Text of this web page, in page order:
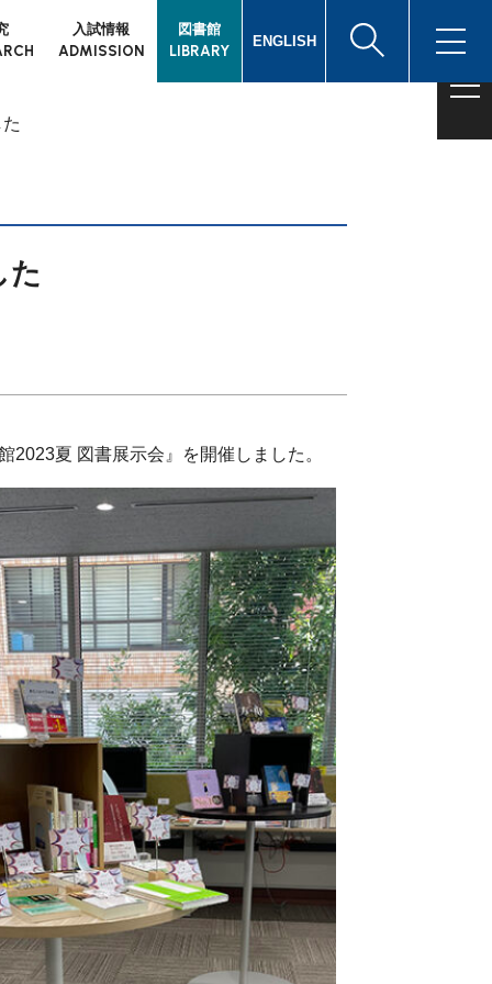
入試情報
ADMISSION
図書館
LIBRARY
ENGLISH
た
夏 図書展示会』を開催しました。